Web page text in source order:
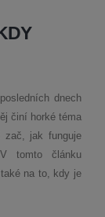
dnech
činí horké téma
zač, jak funguje
tomto článku
na to, kdy je